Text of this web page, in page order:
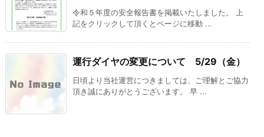
令和５年度の安全報告書を掲載いたしました。 上
記をクリックして頂くとページに移動 ...
運行ダイヤの変更について 5/29（金）
日頃より当社運営につきましては、ご理解とご協力
頂き誠にありがとうございます。 早 ...